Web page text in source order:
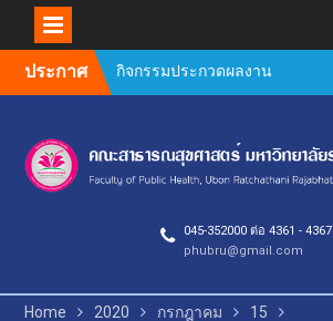
ประกาศ
วิชาการ วิจัย และนวัตกรรม
Health Next Gen
ประกาศคณะสาธารณสุข
ผลงานทางวิชาการ ของ
สายสนับสนุน คณะ
สาธารณสุขศาสตร์
045-352000 ต่อ 4361 - 4367
phubru@gmail.com
Home 2020 กรกฎาคม
15